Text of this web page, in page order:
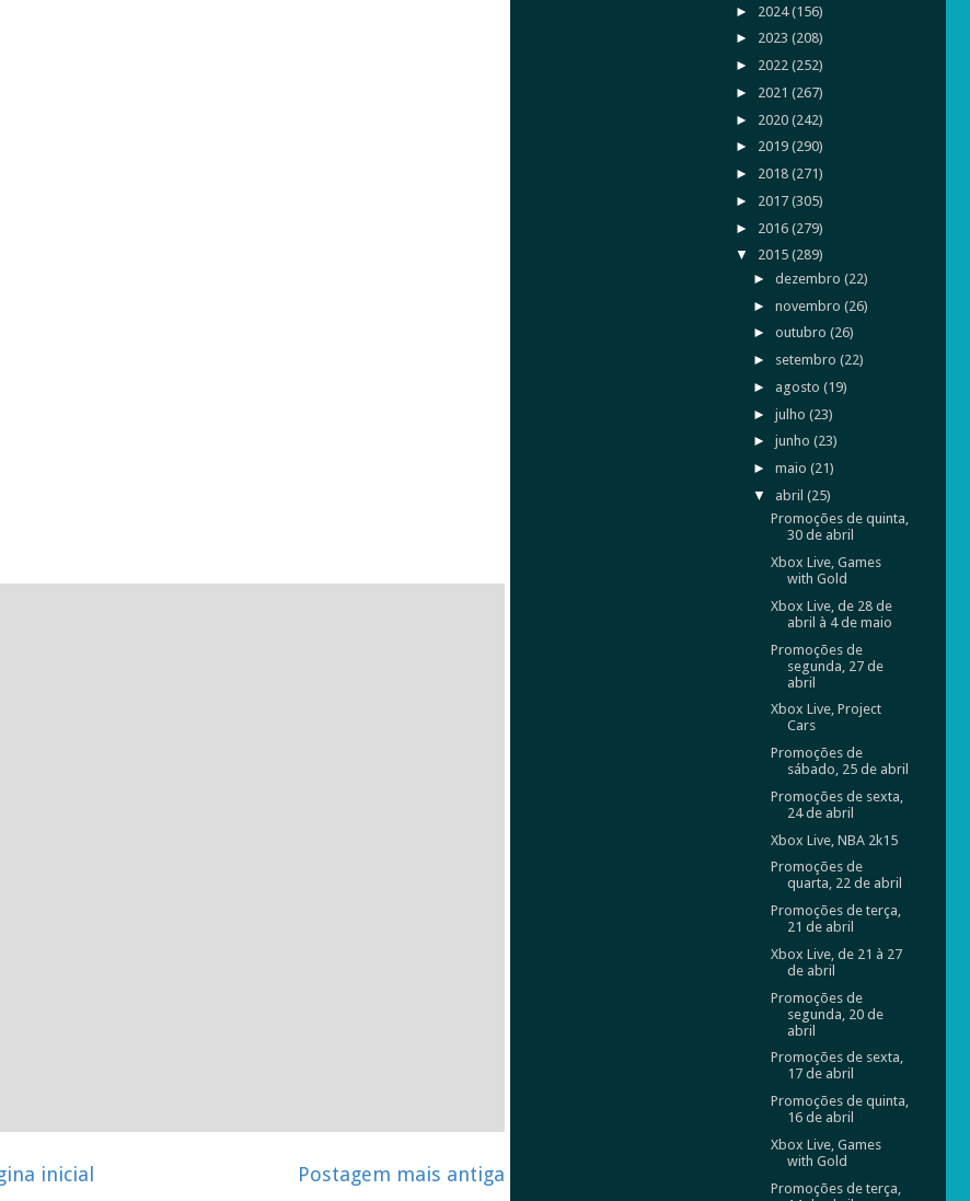
Postagem mais antiga
inicial
► 2024(156)
► 2023(208)
► 2022(252)
► 2021(267)
► 2020(242)
► 2019(290)
► 2018(271)
► 2017(305)
► 2016(279)
▼ 2015(289)
► dezembro (22)
► novembro (26)
► outubro (26)
► setembro (22)
► agosto (19)
► julho (23)
► junho (23)
► maio (21)
▼ abril (25)
Promoções de quinta,
30 de abril
Xbox Live, Games
with Gold
Xbox Live, de 28 de
abril à 4 de maio
Promoções de
segunda, 27 de
abril
Xbox Live, Project
Cars
Promoções de
sábado, 25 de abril
Promoções de sexta,
24 de abril
Xbox Live, NBA 2k15
Promoções de
quarta, 22 de abril
Promoções de terça,
21 de abril
Xbox Live, de 21 à 27
de abril
Promoções de
segunda, 20 de
abril
Promoções de sexta,
17 de abril
Promoções de quinta,
16 de abril
Xbox Live, Games
with Gold
Promoções de terça,